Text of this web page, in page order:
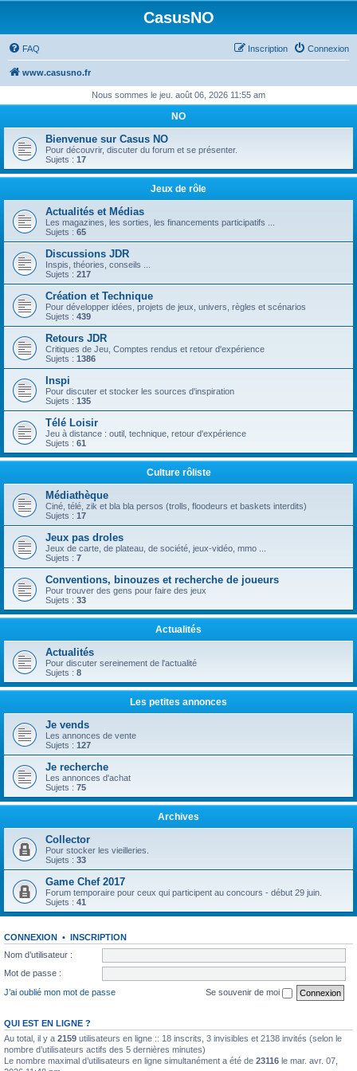
CasusNO
FAQ Connexion
Inscription
www.casusno.fr
Nous sommes le jeu. août 06, 2026 11:55 am
NO
Bienvenue sur Casus NO
Pour découvrir, discuter du forum et se présenter.
Sujets : 17
Jeux de rôle
Actualités et Médias
Les magazines, les sorties, les financements participatifs ...
Sujets : 65
Discussions JDR
Inspis, théories, conseils ...
Sujets : 217
Création et Technique
Pour développer idées, projets de jeux, univers, règles et scénarios
Sujets : 439
Retours JDR
Critiques de Jeu, Comptes rendus et retour d'expérience
Sujets : 1386
Inspi
Pour discuter et stocker les sources d'inspiration
Sujets : 135
Télé Loisir
Jeu à distance : outil, technique, retour d'expérience
Sujets : 61
Culture rôliste
Médiathèque
Ciné, télé, zik et bla bla persos (trolls, floodeurs et baskets interdits)
Sujets : 17
Jeux pas droles
Jeux de carte, de plateau, de société, jeux-vidéo, mmo ...
Sujets : 7
Conventions, binouzes et recherche de joueurs
Pour trouver des gens pour faire des jeux
Sujets : 33
Actualités
Actualités
Pour discuter sereinement de l'actualité
Sujets : 8
Les petites annonces
Je vends
Les annonces de vente
Sujets : 127
Je recherche
Les annonces d'achat
Sujets : 75
Archives
Collector
Pour stocker les vieilleries.
Sujets : 33
Game Chef 2017
Forum temporaire pour ceux qui participent au concours - début 29 juin.
Sujets : 41
CONNEXION • INSCRIPTION
Nom d’utilisateur :
Mot de passe :
J’ai oublié mon mot de passe
Se souvenir de moi
QUI EST EN LIGNE ?
Au total, il y a 2159 utilisateurs en ligne :: 18 inscrits, 3 invisibles et 2138 invités (selon le
nombre d’utilisateurs actifs des 5 dernières minutes)
Le nombre maximal d’utilisateurs en ligne simultanément a été de 23116 le mar. avr. 07,